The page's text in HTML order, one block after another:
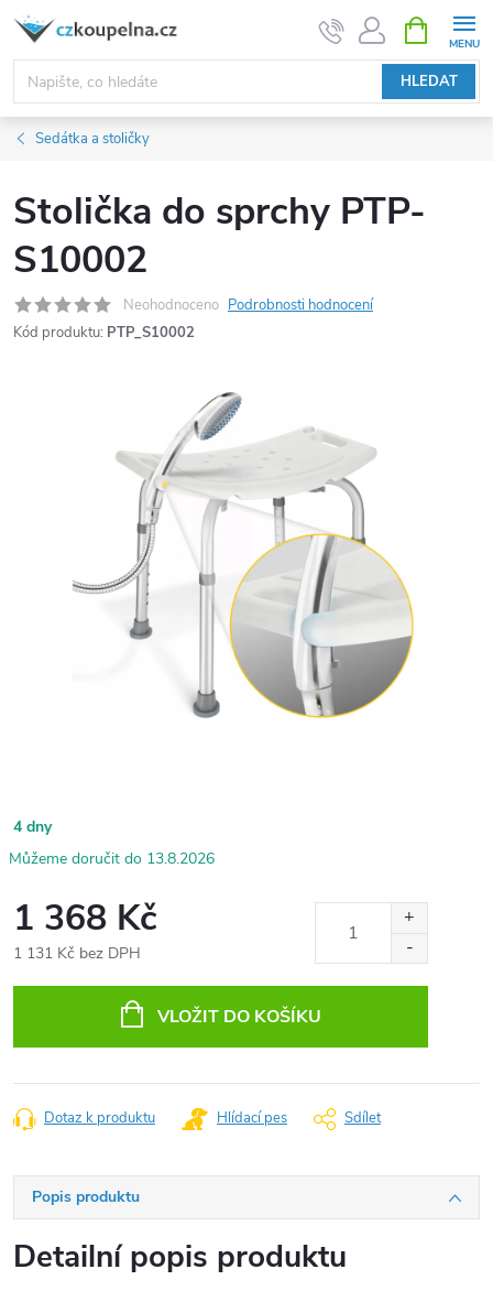
Přejít
obsah
HLEDAT
NÁKUPNÍ
KOŠÍK
Sedátka a stoličky
Stolička do sprchy PTP-
S10002
Neohodnoceno Podrobnosti hodnocení
Kód produktu: PTP_S10002
4 dny
13.8.2026
1 368 Kč
1 131 Kč bez DPH
VLOŽIT DO KOŠÍKU
Dotaz k produktu Hlídací pes Sdílet
Popis produktu
Detailní popis produktu